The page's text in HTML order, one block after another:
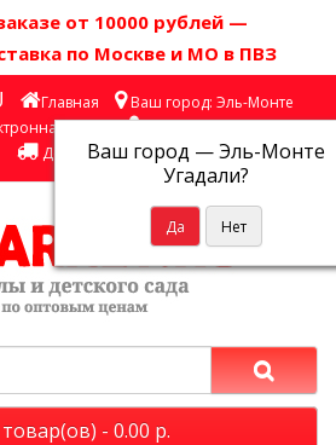
от 10000 рублей —
по Москве и МО в ПВЗ
Главная Ваш город: Эль-Монте
Ваш город —Эль-Монте
Угадали?
почта
Личный кабинет
Доставка
- 0.00 р.